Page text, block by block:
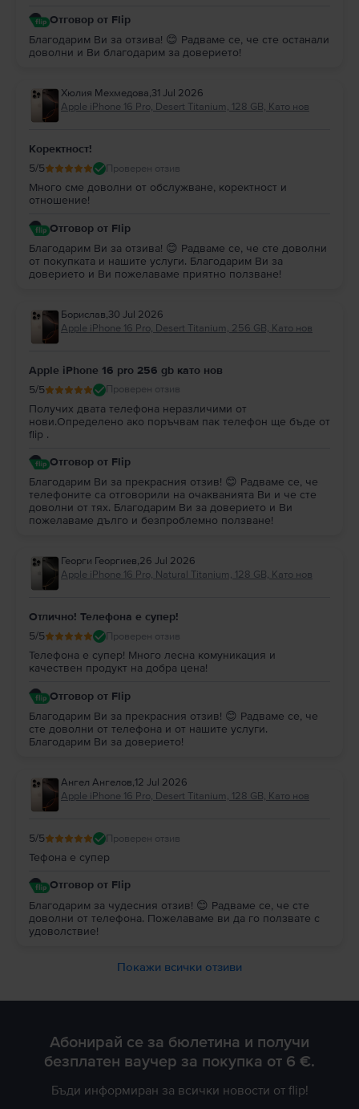
Отговор от Flip
Благодарим Ви за отзива! 😊 Радваме се, че сте останали
доволни и Ви благодарим за доверието!
Хюлия Мехмедова,31 Jul 2026
Apple iPhone 16 Pro, Desert Titanium, 128 GB, Като нов
Коректност!
5/5 Проверен отзив
Много сме доволни от обслужване, коректност и
отношение!
Отговор от Flip
Благодарим Ви за отзива! 😊 Радваме се, че сте доволни
от покупката и нашите услуги. Благодарим Ви за
доверието и Ви пожелаваме приятно ползване!
Борислав,30 Jul 2026
Apple iPhone 16 Pro, Desert Titanium, 256 GB, Като нов
Apple iPhone 16 pro 256 gb като нов
5/5 Проверен отзив
Получих двата телефона неразличими от
нови.Определено ако поръчвам пак телефон ще бъде от
flip .
Отговор от Flip
Благодарим Ви за прекрасния отзив! 😊 Радваме се, че
телефоните са отговорили на очакванията Ви и че сте
доволни от тях. Благодарим Ви за доверието и Ви
пожелаваме дълго и безпроблемно ползване!
Георги Георгиев,26 Jul 2026
Apple iPhone 16 Pro, Natural Titanium, 128 GB, Като нов
Отлично! Телефона е супер!
5/5 Проверен отзив
Телефона е супер! Много лесна комуникация и
качествен продукт на добра цена!
Отговор от Flip
Благодарим Ви за прекрасния отзив! 😊 Радваме се, че
сте доволни от телефона и от нашите услуги.
Благодарим Ви за доверието!
Ангел Ангелов,12 Jul 2026
Apple iPhone 16 Pro, Desert Titanium, 128 GB, Като нов
5/5 Проверен отзив
Тефона е супер
Отговор от Flip
Благодарим за чудесния отзив! 😊 Радваме се, че сте
доволни от телефона. Пожелаваме ви да го ползвате с
удоволствие!
Покажи всички отзиви
Абонирай се за бюлетина и получи
безплатен ваучер за покупка от 6 €.
Бъди информиран за всички новости от flip!